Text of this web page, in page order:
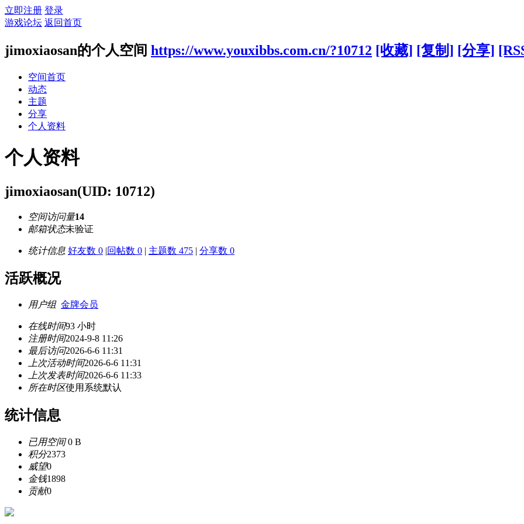
立即注册 登录
游戏论坛 返回首页
jimoxiaosan的个人空间 https://www.youxibbs.com.cn/?10712 [收藏] [复制] [分享]
空间首页
动态
主题
分享
个人资料
个人资料
jimoxiaosan(UID: 10712)
空间访问量14
邮箱状态未验证
统计信息 好友数 0 |回帖数 0 | 主题数 475 | 分享数 0
活跃概况
用户组 金牌会员
在线时间93 小时
注册时间2024-9-8 11:26
最后访问2026-6-6 11:31
上次活动时间2026-6-6 11:31
上次发表时间2026-6-6 11:33
所在时区使用系统默认
统计信息
已用空间0 B
积分2373
威望0
金钱1898
贡献0